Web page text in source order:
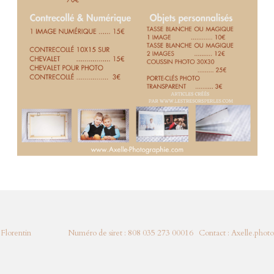
Florentin Numéro de siret : 808 035 273 00016 Contact :